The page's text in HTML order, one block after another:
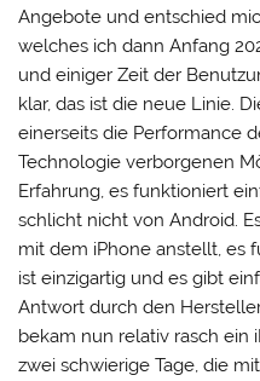
Angebote und entschied
welches ich dann Anfang
und einiger Zeit der
klar, das ist die neue Linie.
einerseits die Performance
Technologie verborgenen
Erfahrung, es funktioniert
schlicht nicht von Android.
mit dem iPhone anstellt, es
ist einzigartig und es gibt
Antwort durch den
bekam nun relativ rasch ein
zwei schwierige Tage, die